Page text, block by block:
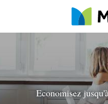
Economisez